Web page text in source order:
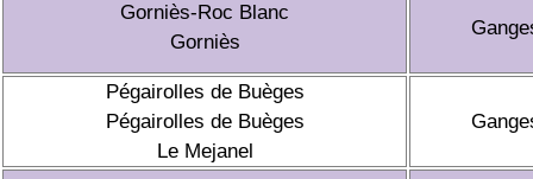
Gorniès-Roc Blanc
Gorniès
Pégairolles de Buèges
Pégairolles de Buèges
Le Mejanel